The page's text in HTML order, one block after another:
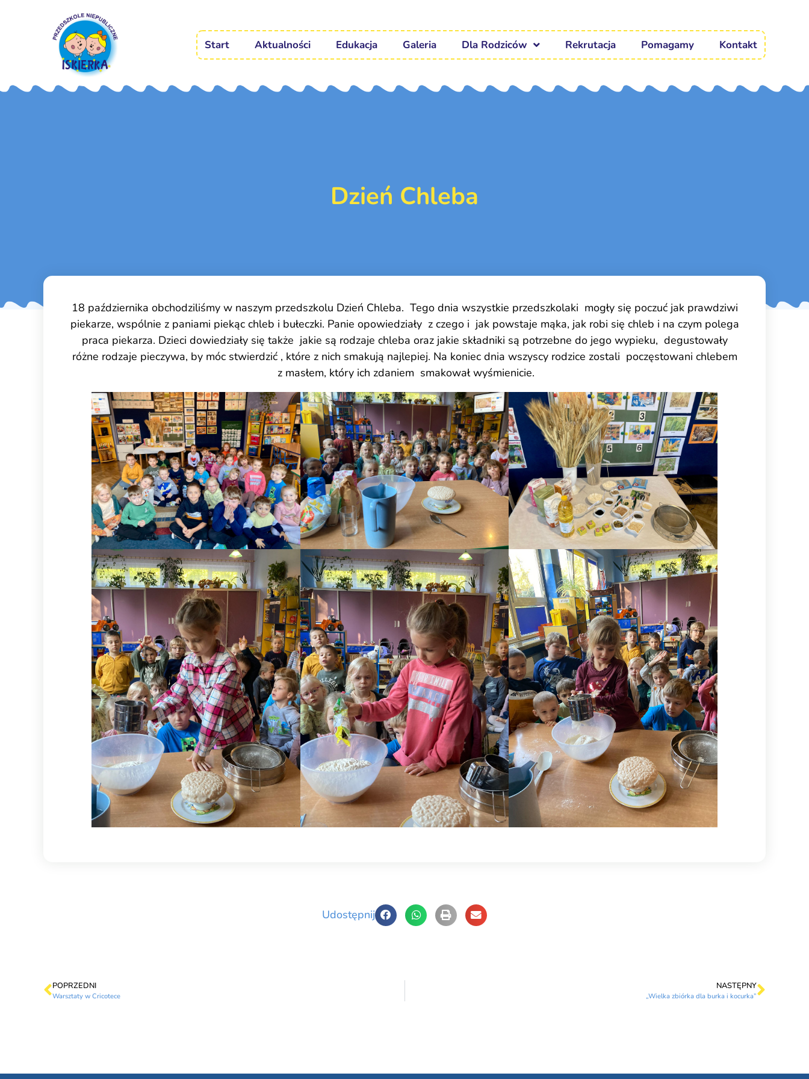
Start Aktualności Edukacja Galeria Dla Rodziców Rekrutacja Pomagamy Kontakt
Dzień Chleba
18 października obchodziliśmy w naszym przedszkolu Dzień Chleba. Tego dnia wszystkie przedszkolaki mogły się poczuć jak prawdziwi
piekarze, wspólnie z paniami piekąc chleb i bułeczki. Panie opowiedziały z czego i jak powstaje mąka, jak robi się chleb i na czym polega
praca piekarza. Dzieci dowiedziały się także jakie są rodzaje chleba oraz jakie składniki są potrzebne do jego wypieku, degustowały
różne rodzaje pieczywa, by móc stwierdzić , które z nich smakują najlepiej. Na koniec dnia wszyscy rodzice zostali poczęstowani chlebem
z masłem, który ich zdaniem smakował wyśmienicie.
Udostępnij
POPRZEDNI
Warsztaty w Cricotece
NASTĘPNY
„Wielka zbiórka dla burka i kocurka”